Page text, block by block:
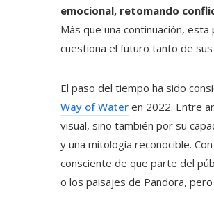
emocional, retomando
Más que una continuación,
cuestiona el futuro tanto de
El paso del tiempo ha sido
Way of Water en 2022. Entre
visual, sino también por su
y una mitología reconocible.
consciente de que parte del
o los paisajes de Pandora,